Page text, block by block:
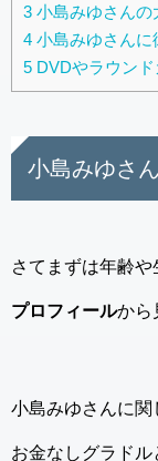
3 小島みゆさんの
4 小島みゆさんに
5 DVDやラウン
小島みゆさ
さてまずは年齢
プロフィールから
小島みゆさんに関
お金なしグラド